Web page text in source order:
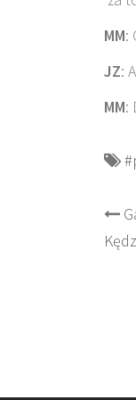
MM:
JZ:
MM: